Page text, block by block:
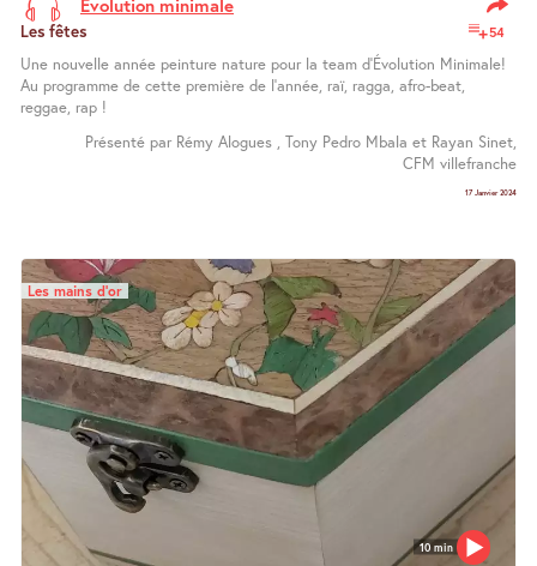
Évolution minimale
54
Les fêtes
Une nouvelle année peinture nature pour la team d’Évolution Minimale!
Au programme de cette première de l’année, raï, ragga, afro-beat,
reggae, rap !
Présenté par Rémy Alogues , Tony Pedro Mbala et Rayan Sinet,
CFM villefranche
17 Janvier 2024
10 min
Les mains d’or